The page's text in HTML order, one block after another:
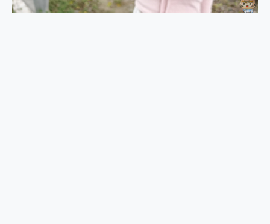
近八千元的 Soundcore Liberty 5 Pro Max，有螢幕的耳機會是智商稅嗎?